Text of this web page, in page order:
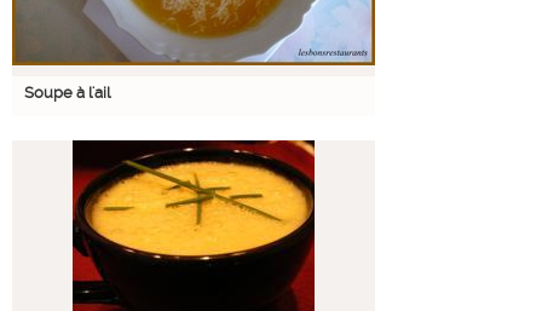
Soupe à l'ail